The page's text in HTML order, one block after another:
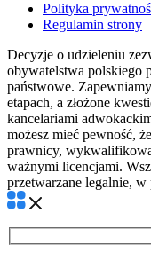
Polityka
Regulamin strony
Decyzje o udzieleniu
obywatelstwa polskiego
państwowe.
etapach, a złożone
kancelariami
możesz mieć pewność,
prawnicy,
ważnymi licencjami.
przetwarzane legalnie, w